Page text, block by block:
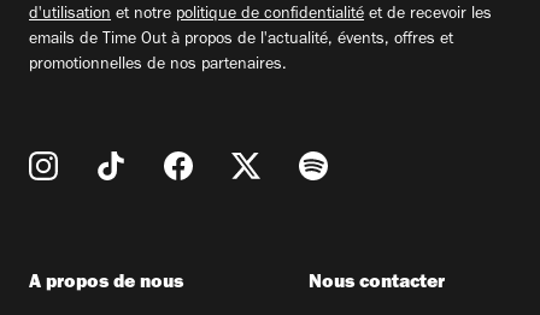
d'utilisation et notre politique de confidentialité et de recevoir les
emails de Time Out à propos de l'actualité, évents, offres et
promotionnelles de nos partenaires.
A propos de nous Nous contacter